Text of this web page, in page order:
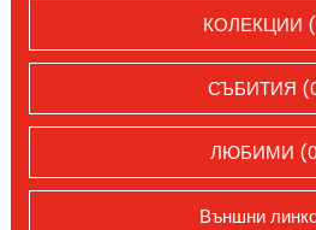
КОЛЕКЦИИ
СЪБИТИЯ
ЛЮБИМИ
Външни